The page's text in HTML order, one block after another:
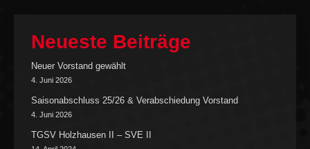
Neueste Beiträge
Neuer Vorstand gewählt
4. Juni 2026
Saisonabschluss 25/26 & Verabschiedung Vorstand
4. Juni 2026
TGSV Holzhausen II – SVE II